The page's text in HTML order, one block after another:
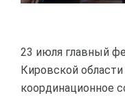
23 июля главный
Кировской
координационное